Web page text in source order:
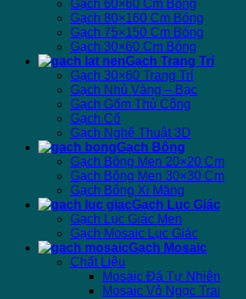
Gạch 60×60 Cm Bóng
Gạch 80×160 Cm Bóng
Gạch 75×150 Cm Bóng
Gạch 30×60 Cm Bóng
Gạch Trang Trí
Gạch 30×60 Trang Trí
Gạch Nhủ Vàng – Bạc
Gạch Gốm Thủ Công
Gạch Cổ
Gạch Nghệ Thuật 3D
Gạch Bông
Gạch Bông Men 20×20 Cm
Gạch Bông Men 30×30 Cm
Gạch Bông Xi Măng
Gạch Lục Giác
Gạch Lục Giác Men
Gạch Mosaic Lục Giác
Gạch Mosaic
Chất Liệu
Mosaic Đá Tự Nhiên
Mosaic Vỏ Ngọc Trai